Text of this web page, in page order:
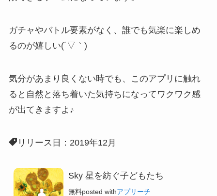
ガチャやバトル要素がなく、誰でも気楽に楽しめ
るのが嬉しい(´▽｀)
気分があまり良くない時でも、
このアプリに触れ
ると自然と落ち着いた気持ちになってワクワク感
が出てきますよ♪
リリース日：2019年12月
Sky 星を紡ぐ子どもたち
無料posted withアプリーチ